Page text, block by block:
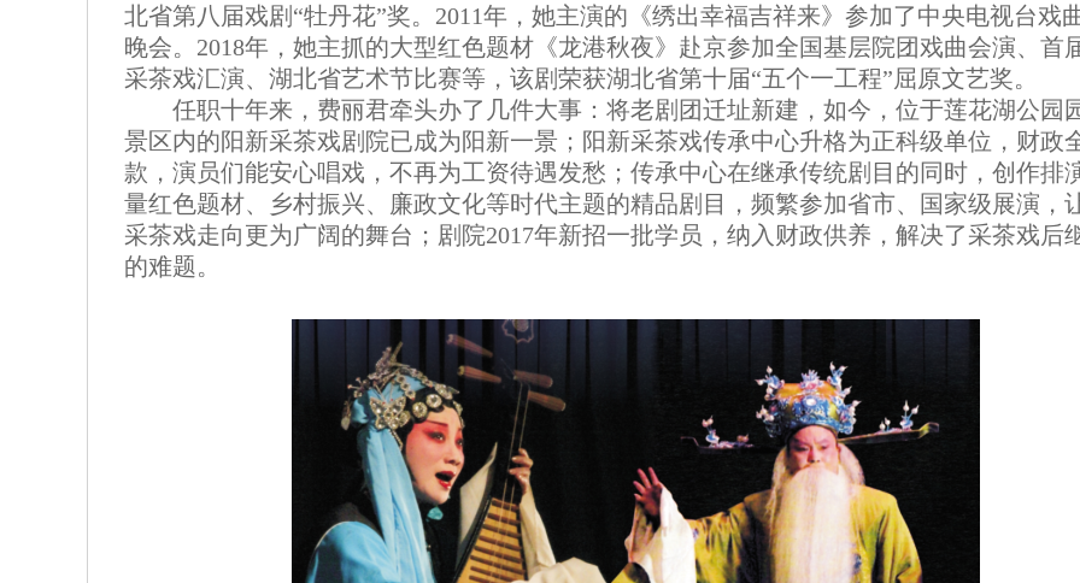
北省第八届戏剧“牡丹花”奖。2011年，她主演的《绣出幸福吉祥来》参加了中央电视台戏
晚会。2018年，她主抓的大型红色题材《龙港秋夜》赴京参加全国基层院团戏曲会演、首
采茶戏汇演、湖北省艺术节比赛等，该剧荣获湖北省第十届“五个一工程”屈原文艺奖。
任职十年来，费丽君牵头办了几件大事：将老剧团迁址新建，如今，位于莲花湖公园
景区内的阳新采茶戏剧院已成为阳新一景；阳新采茶戏传承中心升格为正科级单位，财政
款，演员们能安心唱戏，不再为工资待遇发愁；传承中心在继承传统剧目的同时，创作排
量红色题材、乡村振兴、廉政文化等时代主题的精品剧目，频繁参加省市、国家级展演，
采茶戏走向更为广阔的舞台；剧院2017年新招一批学员，纳入财政供养，解决了采茶戏后
的难题。